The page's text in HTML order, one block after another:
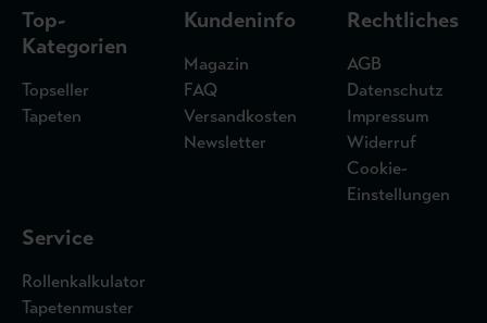
Top-
Kategorien
Topseller
Tapeten
Kundeninfo
Magazin
FAQ
Versandkosten
Newsletter
Rechtliches
AGB
Datenschutz
Impressum
Widerruf
Cookie-
Einstellungen
Service
Rollenkalkulator
Tapetenmuster